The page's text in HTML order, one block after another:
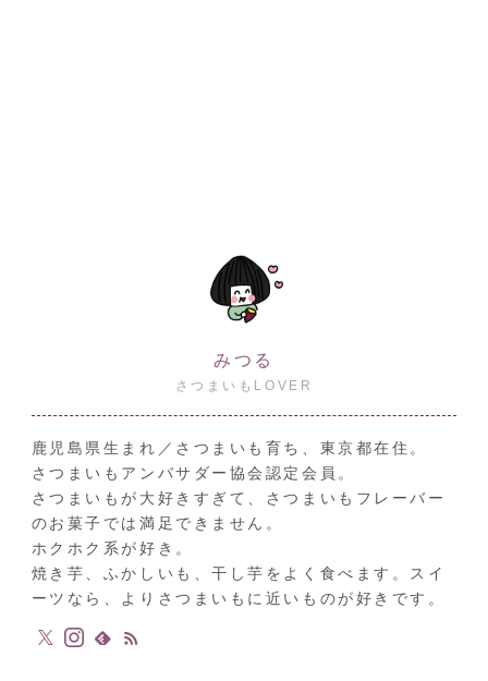
みつる
さつまいもLOVER
鹿児島県生まれ／さつまいも育ち、東京都在住。
さつまいもアンバサダー協会認定会員。
さつまいもが大好きすぎて、さつまいもフレーバー
のお菓子では満足できません。
ホクホク系が好き。
焼き芋、ふかしいも、干し芋をよく食べます。スイ
ーツなら、よりさつまいもに近いものが好きです。